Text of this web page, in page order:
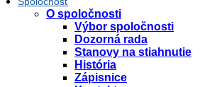
O spoločnosti
Výbor spoločnosti
Dozorná rada
Stanovy na stiahnutie
História
Zápisnice